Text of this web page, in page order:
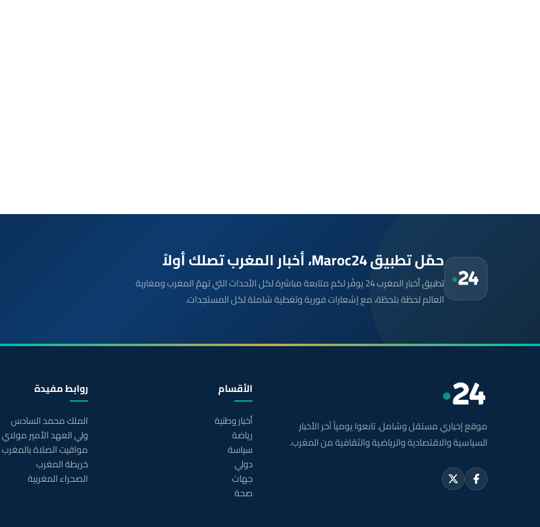
حمّل تطبيق Maroc24، أخبار المغرب تصلك أولاً
تطبيق أخبار المغرب 24 يوفّر لكم متابعة مباشرة لكل الأحداث التي تهمّ المغرب ومغاربة
العالم لحظة بلحظة، مع إشعارات فورية وتغطية شاملة لكل المستجدات.
موقع إخباري مستقل وشامل. تابعوا يومياً آخر الأخبار
السياسية والاقتصادية والرياضية والثقافية من المغرب.
الأقسام
أخبار وطنية
رياضة
سياسة
دولي
جهات
صحة
روابط مفيدة
الملك محمد السادس
ولي العهد الأمير
مواقيت الصلاة بالمغرب
خريطة المغرب
الصحراء المغربية